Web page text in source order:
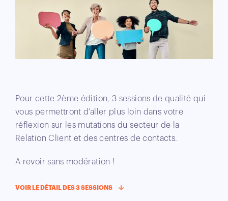
Pour cette 2ème édition, 3 sessions de qualité qui
vous permettront d’aller plus loin dans votre
réflexion sur les mutations du secteur de la
Relation Client et des centres de contacts.
A revoir sans modération !
VOIR LE DÉTAIL DES 3 SESSIONS